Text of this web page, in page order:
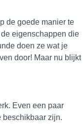
de goede manier te
eigenschappen die
doen ze wat je
door! Maar nu blijkt
Even een paar
beschikbaar zijn.